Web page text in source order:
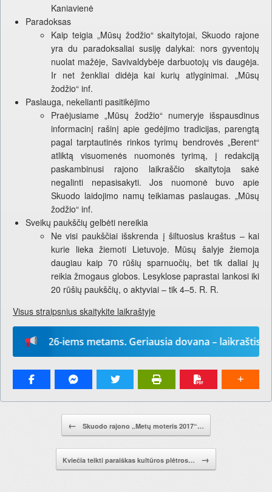
Kaniavienė
Paradoksas
Kaip teigia „Mūsų žodžio“ skaitytojai, Skuodo rajone
yra du paradoksaliai susiję dalykai: nors gyventojų
nuolat mažėje, Savivaldybėje darbuotojų vis daugėja.
Ir net ženkliai didėja kai kurių atlyginimai. „Mūsų
žodžio“ inf.
Paslauga, nekelianti pasitikėjimo
Praėjusiame „Mūsų žodžio“ numeryje išspausdinus
informacinį rašinį apie gedėjimo tradicijas, parengtą
pagal tarptautinės rinkos tyrimų bendrovės „Berent“
atliktą visuomenės nuomonės tyrimą, į redakciją
paskambinusi rajono laikraščio skaitytoja sakė
negalinti nepasisakyti. Jos nuomonė buvo apie
Skuodo laidojimo namų teikiamas paslaugas. „Mūsų
žodžio“ inf.
Sveikų paukščių gelbėti nereikia
Ne visi paukščiai išskrenda į šiltuosius kraštus – kai
kurie lieka žiemoti Lietuvoje. Mūsų šalyje žiemoja
daugiau kaip 70 rūšių sparnuočių, bet tik daliai jų
reikia žmogaus globos. Lesyklose paprastai lankosi iki
20 rūšių paukščių, o aktyviai – tik 4–5. R. R.
Visus straipsnius skaitykite laikraštyje
2026-iems metams. Geriausia dovana – laikraštis!
Pranešimo navigacija.
← Skuodo rajono „Metų moteris 2017“…
Kviečia teikti paraiškas kultūros plėtros… →